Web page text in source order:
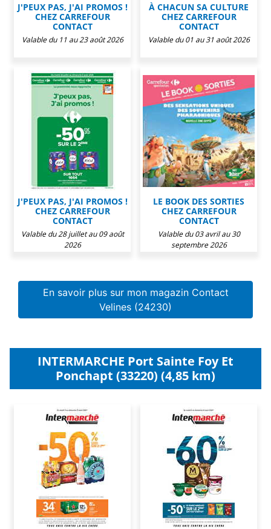
J'PEUX PAS, J'AI PROMOS !
CHEZ CARREFOUR
CONTACT
Valable du 11 au 23 août 2026
À CHACUN SA CULTURE
CHEZ CARREFOUR
CONTACT
Valable du 01 au 31 août 2026
J'PEUX PAS, J'AI PROMOS !
CHEZ CARREFOUR
CONTACT
Valable du 28 juillet au 09 août
2026
LE BOOK DES SORTIES
CHEZ CARREFOUR
CONTACT
Valable du 03 avril au 30
septembre 2026
En savoir plus sur mon magazin Contact
Velines (24230)
INTERMARCHE Port Sainte Foy Et
Ponchapt (33220) (4,85 km)